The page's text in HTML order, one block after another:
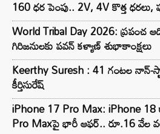
160 ధర పెంపు.. 2V, 4V కొత్త ధరలు,
World Tribal Day 2026: ప్రపంచ
గిరిజనులకు పవన్ కళ్యాణ్ శుభాకాంక్షలు
Keerthy Suresh : 41 గంటల
కీర్తిసురేష్‌
iPhone 17 Pro Max: iPhone
Pro Maxపై భారీ ఆఫర్.. రూ.16 వేల